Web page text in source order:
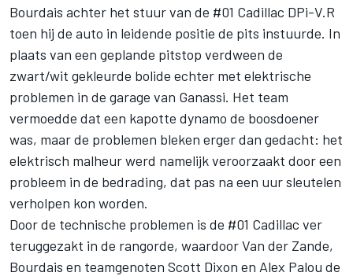
Bourdais achter het stuur van de #01 Cadillac DPi-V.R
toen hij de auto in leidende positie de pits instuurde. In
plaats van een geplande pitstop verdween de
zwart/wit gekleurde bolide echter met elektrische
problemen in de garage van Ganassi. Het team
vermoedde dat een kapotte dynamo de boosdoener
was, maar de problemen bleken erger dan gedacht: het
elektrisch malheur werd namelijk veroorzaakt door een
probleem in de bedrading, dat pas na een uur sleutelen
verholpen kon worden.
Door de technische problemen is de #01 Cadillac ver
teruggezakt in de rangorde, waardoor Van der Zande,
Bourdais en teamgenoten Scott Dixon en Alex Palou de